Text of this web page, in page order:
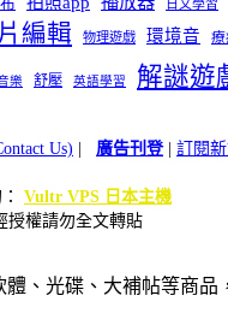
日文學習
編輯 物理遊戲 環境音
樂 舒壓 英語學習 解謎遊
Us) 廣告刊登| 訂閱
Vultr VPS 日本主機
授權請勿全文轉貼
體、光碟、大補帖等商品